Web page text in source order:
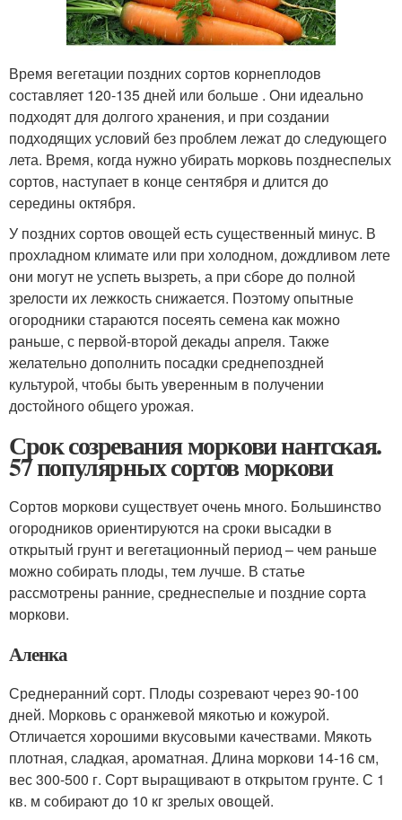
Время вегетации поздних сортов корнеплодов
составляет 120-135 дней или больше . Они идеально
подходят для долгого хранения, и при создании
подходящих условий без проблем лежат до следующего
лета. Время, когда нужно убирать морковь позднеспелых
сортов, наступает в конце сентября и длится до
середины октября.
У поздних сортов овощей есть существенный минус. В
прохладном климате или при холодном, дождливом лете
они могут не успеть вызреть, а при сборе до полной
зрелости их лежкость снижается. Поэтому опытные
огородники стараются посеять семена как можно
раньше, с первой-второй декады апреля. Также
желательно дополнить посадки среднепоздней
культурой, чтобы быть уверенным в получении
достойного общего урожая.
Срок созревания моркови нантская.
57 популярных сортов моркови
Сортов моркови существует очень много. Большинство
огородников ориентируются на сроки высадки в
открытый грунт и вегетационный период – чем раньше
можно собирать плоды, тем лучше. В статье
рассмотрены ранние, среднеспелые и поздние сорта
моркови.
Аленка
Среднеранний сорт. Плоды созревают через 90-100
дней. Морковь с оранжевой мякотью и кожурой.
Отличается хорошими вкусовыми качествами. Мякоть
плотная, сладкая, ароматная. Длина моркови 14-16 см,
вес 300-500 г. Сорт выращивают в открытом грунте. С 1
кв. м собирают до 10 кг зрелых овощей.